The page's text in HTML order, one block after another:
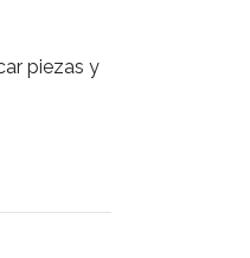
piezas y